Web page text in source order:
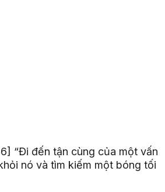
“Đi đến tận cùng của một vấn
nó và tìm kiếm một bóng tối